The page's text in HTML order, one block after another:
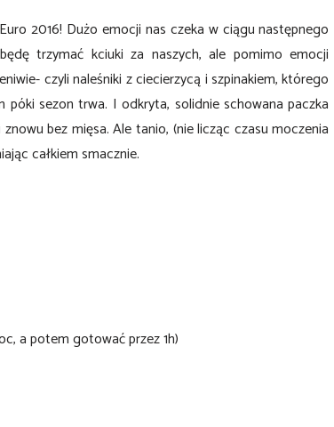
2016! Dużo emocji nas czeka w ciągu następnego
trzymać kciuki za naszych, ale pomimo emocji
czylinaleśniki z ciecierzycą i szpinakiem, którego
póki sezon trwa. I odkryta, solidnie schowana paczka
bez mięsa. Ale tanio, (nie licząc czasu moczenia
całkiem smacznie.
a potem gotować przez 1h)